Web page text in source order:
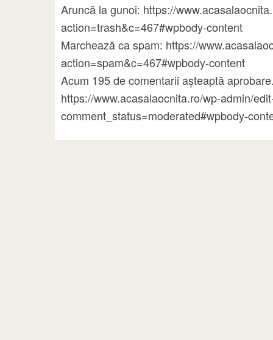
Aruncă la gunoi: https://
action=trash&c=467#wpbody-content
Marchează ca spam: https://
action=spam&c=467#wpbody-content
Acum 195 de comentarii așteaptă
https://www.acasalaocnita.ro/wp-admin/
comment_status=moderated#wpbody-